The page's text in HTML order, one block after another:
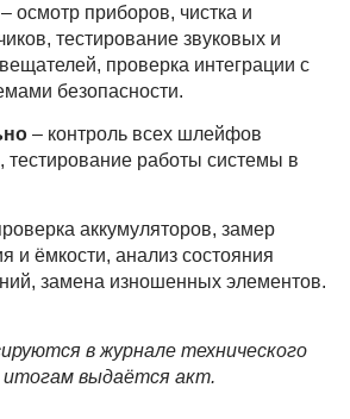
– осмотр приборов, чистка и
тестирование звуковых и
проверка интеграции с
безопасности.
– контроль всех шлейфов
тестирование работы системы в
аккумуляторов, замер
и ёмкости, анализ состояния
замена изношенных элементов.
в журнале технического
итогам выдаётся акт.